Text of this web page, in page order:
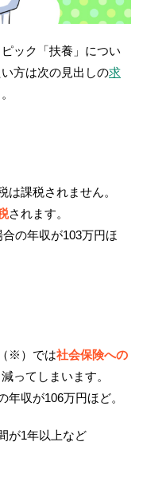
ック「扶養」につい
方は次の見出しの求
は課税されません。
されます。
の年収が103万円ほ
※）では社会保険への
ってしまいます。
収が106万円ほど。
が1年以上など